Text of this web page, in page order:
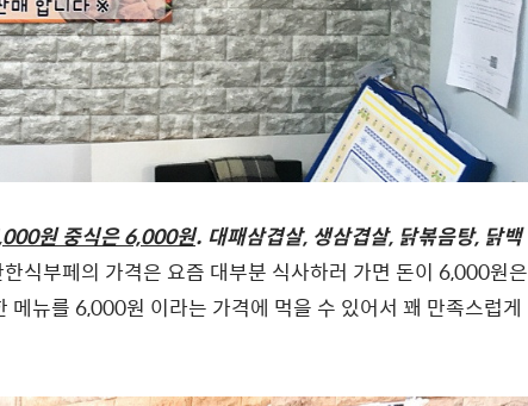
원 중식은 6,000원. 대패삼겹살, 생삼겹살, 닭볶음탕, 닭백
식부페의 가격은 요즘 대부분 식사하러 가면 돈이 6,000원은
뉴를 6,000원 이라는 가격에 먹을 수 있어서 꽤 만족스럽게